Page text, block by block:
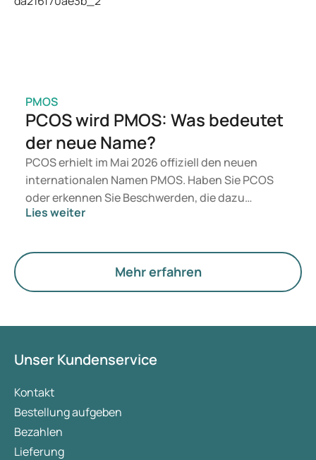
PMOS
PCOS wird PMOS: Was bedeutet
der neue Name?
PCOS erhielt im Mai 2026 offiziell den neuen
internationalen Namen PMOS. Haben Sie PCOS
oder erkennen Sie Beschwerden, die dazu
passen? Medizinisch ändert sich vorerst nichts.
Hormone, den Stoffwechsel und die Funktion der
Lies weiter
Mehr erfahren
Unser Kundenservice
Kontakt
Bestellung aufgeben
Bezahlen
Lieferung